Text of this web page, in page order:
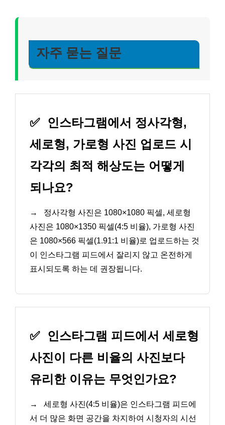
자주 묻는 질문
✅
인스타그램에서 정사각형,
세로형, 가로형 사진 업로드 시
각각의 최적 해상도는 어떻게
되나요?
→
정사각형 사진은 1080×1080 픽셀, 세로형
사진은 1080×1350 픽셀(4:5 비율), 가로형 사진
은 1080×566 픽셀(1.91:1 비율)로 업로드하는 것
이 인스타그램 피드에서 잘리지 않고 온전하게
표시되도록 하는 데 권장됩니다.
✅
인스타그램 피드에서 세로형
사진이 다른 비율의 사진보다
유리한 이유는 무엇인가요?
→
세로형 사진(4:5 비율)은 인스타그램 피드에
서 더 많은 화면 공간을 차지하여 시청자의 시선